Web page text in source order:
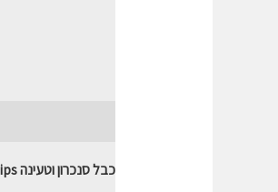
כבל סנכרון וטעינה Philips בחיבור USB Type-C לחיבור USB Type-C באורך 1.2 מטר